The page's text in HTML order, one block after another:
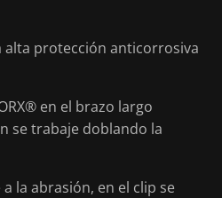
alta protección anticorrosiva
en el brazo largo
se trabaje doblando la
la abrasión, en el clip se